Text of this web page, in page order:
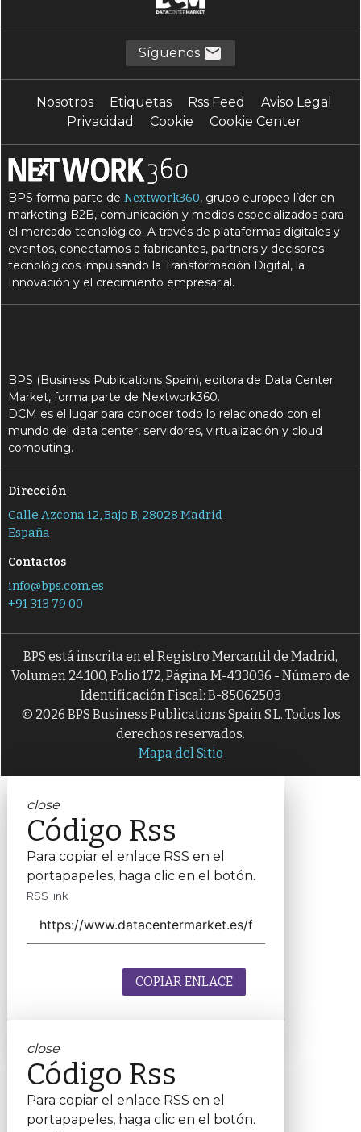
Síguenos
Nosotros Etiquetas Rss Feed
Aviso Legal
Privacidad
Cookie Cookie Center
BPS forma parte deNextwork360, grupo europeo líder en
marketing B2B, comunicación y medios especializados para
el mercado tecnológico. A través de plataformas digitales y
eventos, conectamos a fabricantes, partners y decisores
tecnológicos impulsando la Transformación Digital, la
Innovación y el crecimiento empresarial.
BPS (Business Publications Spain), editora de Data Center
Market, forma parte de Nextwork360.
DCM es el lugar para conocer todo lo relacionado con el
mundo del data center, servidores, virtualización y cloud
computing.
Dirección
Calle Azcona 12, Bajo B, 28028 Madrid
España
Contactos
info@bps.com.es
+91 313 79 00
BPS está inscrita en el Registro Mercantil de Madrid,
Volumen 24.100, Folio 172, Página M-433036 - Número de
Identificación Fiscal: B-85062503
© 2026 BPS Business Publications Spain S.L. Todos los
derechos reservados.
Mapa del Sitio
close
Código Rss
Para copiar el enlace RSS en el
portapapeles, haga clic en el botón.
RSS link
COPIAR ENLACE
close
Código Rss
Para copiar el enlace RSS en el
portapapeles, haga clic en el botón.